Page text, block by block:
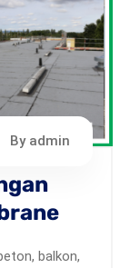
By admin
balkon,